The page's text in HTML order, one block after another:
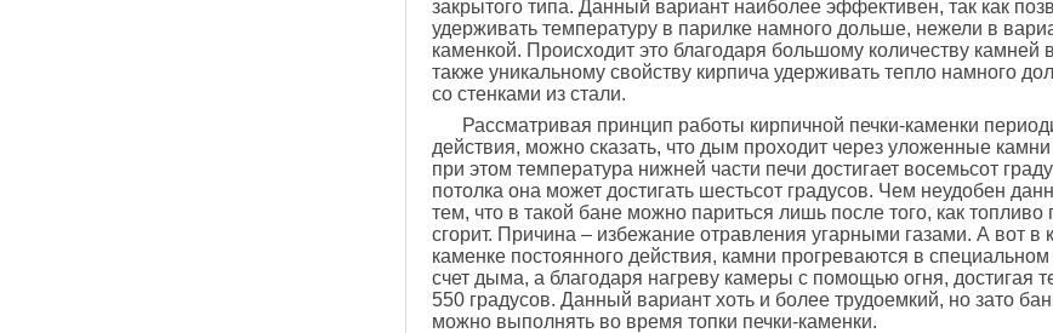
закрытого типа. Данный вариант наиболее эффективен, так как
удерживать температуру в парилке намного дольше, нежели в
каменкой. Происходит это благодаря большому количеству камней
также уникальному свойству кирпича удерживать тепло намного
со стенками из стали.
Рассматривая принцип работы кирпичной печки-каменки
действия, можно сказать, что дым проходит через уложенные
при этом температура нижней части печи достигает восемьсот
потолка она может достигать шестьсот градусов. Чем неудобен
тем, что в такой бане можно париться лишь после того, как топливо
сгорит. Причина – избежание отравления угарными газами. А вот в
каменке постоянного действия, камни прогреваются в специальном
счет дыма, а благодаря нагреву камеры с помощью огня, достигая
550 градусов. Данный вариант хоть и более трудоемкий, но зато
можно выполнять во время топки печки-каменки.